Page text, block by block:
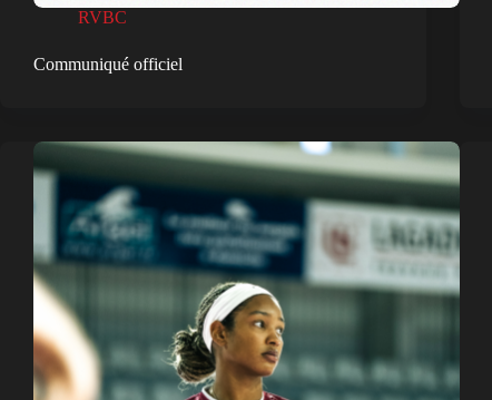
RVBC
Communiqué officiel